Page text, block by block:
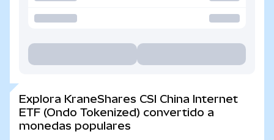
Explora KraneShares CSI China Internet
ETF (Ondo Tokenized) convertido a
monedas populares